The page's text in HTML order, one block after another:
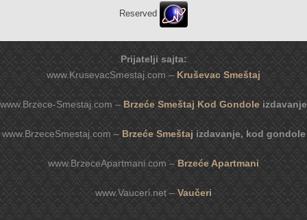
Reserved
Prijatelji sajta:
www.KrusevacSmestaj.com – Kruševac Smeštaj
www.Brzece-Smestaj.com – Brzeće Smeštaj Kod Gondole izdavanje
www.BrzeceSmestaj.com – Brzeće Smeštaj izdavanje, kod gondole
www.BrzeceApartmani.com –Brzeće Apartmani
www.Vauceri.net –Vaučeri